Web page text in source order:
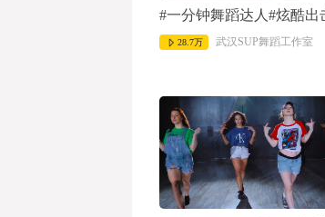
#一分钟舞蹈达人#炫酷出
28.7万 武汉SUP舞蹈工作室